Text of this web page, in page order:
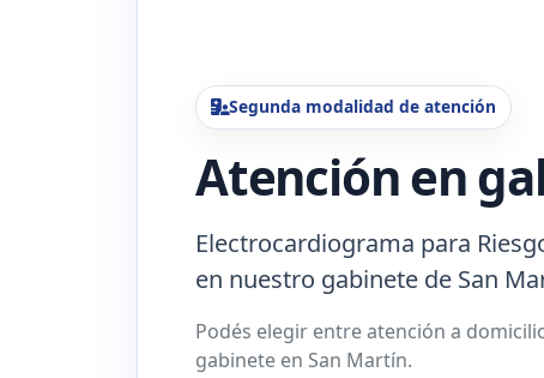
Segunda modalidad de atención
Atención en
Electrocardiograma para
en nuestro gabinete de San
Podés elegir entre atención a
gabinete en San Martín.